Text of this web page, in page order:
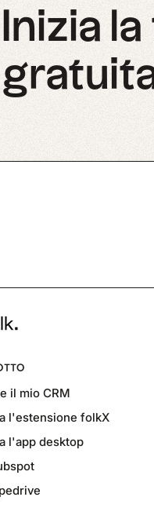
Inizia
il mio CRM
l'estensione folkX
l'app desktop